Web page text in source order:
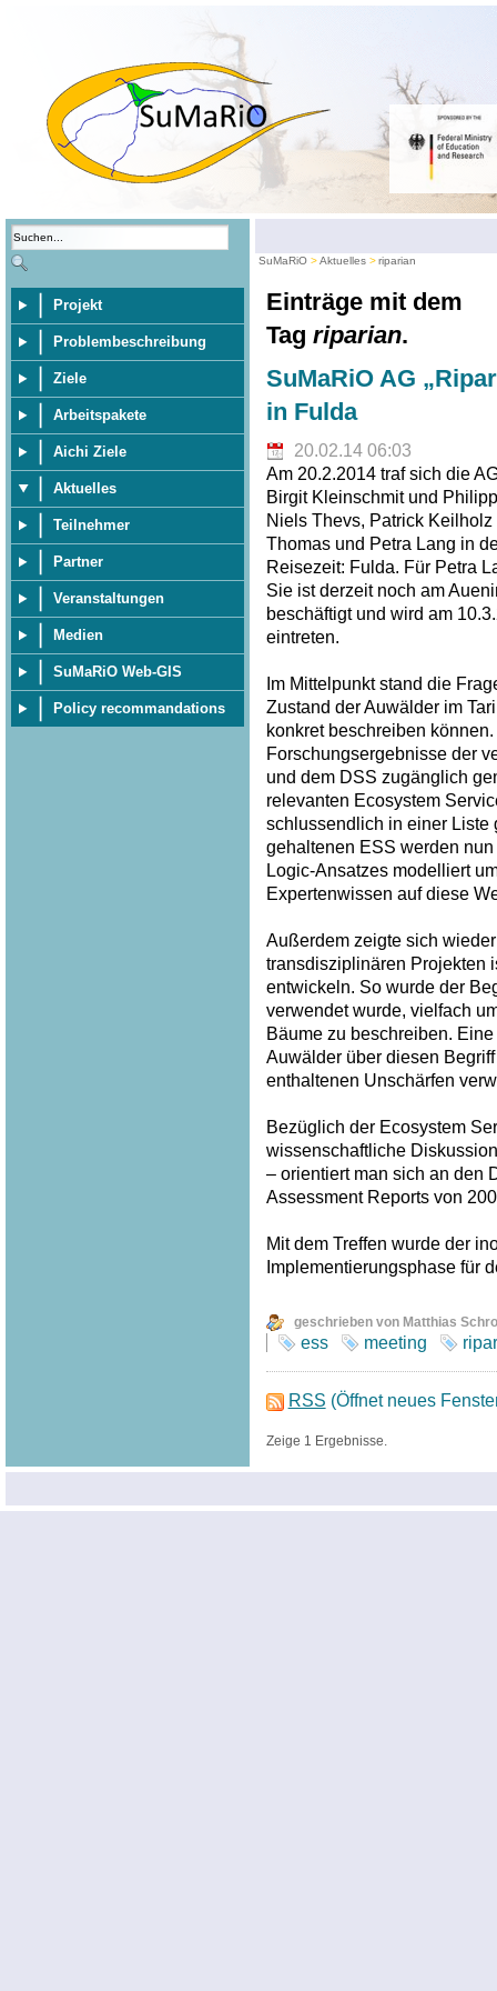
Projekt
Problembeschreibung
Ziele
Arbeitspakete
Aichi Ziele
Aktuelles
Teilnehmer
Partner
Veranstaltungen
Medien
SuMaRiO Web-GIS
Policy recommandations
SuMaRiO Aktuelles riparian
Einträge mit dem
Tag riparian.
SuMaRiO AG
in Fulda
20.02.14 06:03
Am 20.2.2014 traf sich die
Birgit Kleinschmit und
Niels Thevs, Patrick
Thomas und Petra Lang in
Reisezeit: Fulda. Für Petra
Sie ist derzeit noch am
beschäftigt und wird am
eintreten.
Im Mittelpunkt stand die
Zustand der Auwälder im
konkret beschreiben
Forschungsergebnisse der
und dem DSS zugänglich
relevanten Ecosystem
schlussendlich in einer Liste
gehaltenen ESS werden
Logic-Ansatzes modelliert
Expertenwissen auf diese
Außerdem zeigte sich
transdisziplinären Projekten
entwickeln. So wurde der
verwendet wurde, vielfach
Bäume zu beschreiben.
Auwälder über diesen
enthaltenen Unschärfen
Bezüglich der Ecosystem
wissenschaftliche
– orientiert man sich an den
Assessment Reports von
Mit dem Treffen wurde der
Implementierungsphase für
geschrieben von Matthias
ess meeting
RSS (Öffnet neues
Zeige 1 Ergebnisse.